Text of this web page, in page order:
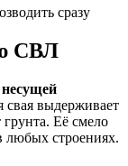
сразу
СВЛ
несущей
свая выдерживает
грунта. Её смело
любых строениях.